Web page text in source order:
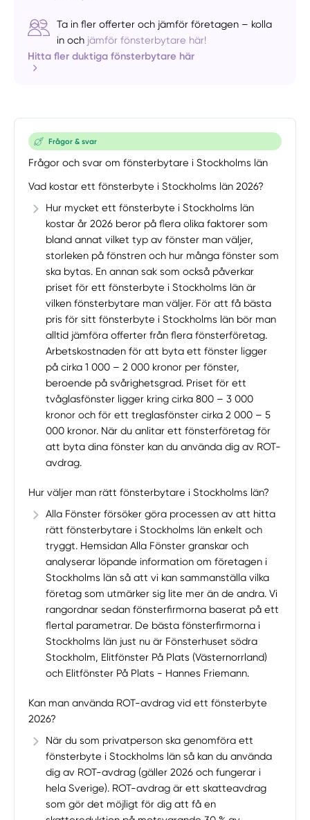
Ta in fler offerter och jämför företagen – kolla
in och jämför fönsterbytare här!
Hitta fler duktiga fönsterbytare här
Frågor & svar
Frågor och svar om fönsterbytare i Stockholms län
Vad kostar ett fönsterbyte i Stockholms län 2026?
Hur mycket ett fönsterbyte i Stockholms län
kostar år 2026 beror på flera olika faktorer som
bland annat vilket typ av fönster man väljer,
storleken på fönstren och hur många fönster som
ska bytas. En annan sak som också påverkar
priset för ett fönsterbyte i Stockholms län är
vilken fönsterbytare man väljer. För att få bästa
pris för sitt fönsterbyte i Stockholms län bör man
alltid jämföra offerter från flera fönsterföretag.
Arbetskostnaden för att byta ett fönster ligger
på cirka 1 000 – 2 000 kronor per fönster,
beroende på svårighetsgrad. Priset för ett
tvåglasfönster ligger kring cirka 800 – 3 000
kronor och för ett treglasfönster cirka 2 000 – 5
000 kronor. När du anlitar ett fönsterföretag för
att byta dina fönster kan du använda dig av ROT-
avdrag.
Hur väljer man rätt fönsterbytare i Stockholms län?
Alla Fönster försöker göra processen av att hitta
rätt fönsterbytare i Stockholms län enkelt och
tryggt. Hemsidan Alla Fönster granskar och
analyserar löpande information om företagen i
Stockholms län så att vi kan sammanställa vilka
företag som utmärker sig lite mer än de andra. Vi
rangordnar sedan fönsterfirmorna baserat på ett
flertal parametrar. De bästa fönsterfirmorna i
Stockholms län just nu är Fönsterhuset södra
Stockholm, Elitfönster På Plats (Västernorrland)
och Elitfönster På Plats - Hannes Friemann.
Kan man använda ROT-avdrag vid ett fönsterbyte
2026?
När du som privatperson ska genomföra ett
fönsterbyte i Stockholms län så kan du använda
dig av ROT-avdrag (gäller 2026 och fungerar i
hela Sverige). ROT-avdrag är ett skatteavdrag
som gör det möjligt för dig att få en